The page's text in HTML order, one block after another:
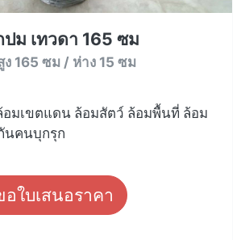
ม เทวดา 165 ซม
ง 165 ซม / ห่าง 15 ซม
อมเขตแดน ล้อมสัตว์ ล้อมพื้นที่ ล้อม
นคนบุกรุก
ใบเสนอราคา